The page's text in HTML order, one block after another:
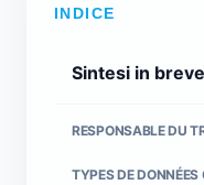
INDICE
Sintesi in breve
RESPONSABLE DU
TYPES DE DONNÉES